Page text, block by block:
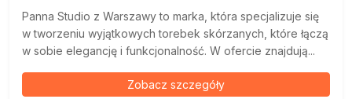
Panna Studio z Warszawy to marka, która specjalizuje się
w tworzeniu wyjątkowych torebek skórzanych, które łączą
w sobie elegancję i funkcjonalność. W ofercie znajdują...
Zobacz szczegóły